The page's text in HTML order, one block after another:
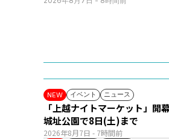
NEW イベント ニュース
2026年8月7日 - 7時間前
「上越ナイトマーケット」開
城址公園で8日(土)まで